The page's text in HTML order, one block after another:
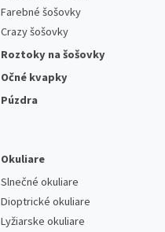
Farebné šošovky
Crazy šošovky
Roztoky na šošovky
Očné kvapky
Púzdra
Okuliare
Slnečné okuliare
Dioptrické okuliare
Lyžiarske okuliare